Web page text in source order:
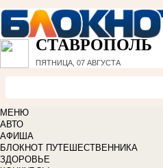
СТАВРОПОЛЬ
ПЯТНИЦА, 07 АВГУСТА
МЕНЮ
АВТО
АФИША
БЛОКНОТ ПУТЕШЕСТВЕННИКА
ЗДОРОВЬЕ